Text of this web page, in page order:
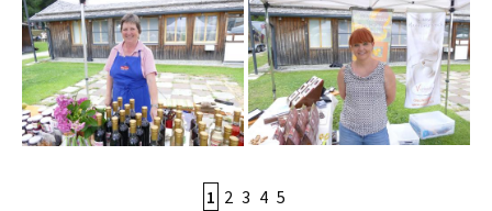
1 2 3 4 5